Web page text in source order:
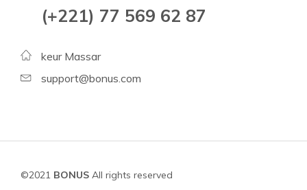
(+221) 77 569 62 87
keur Massar
support@bonus.com
©2021 BONUS All rights reserved